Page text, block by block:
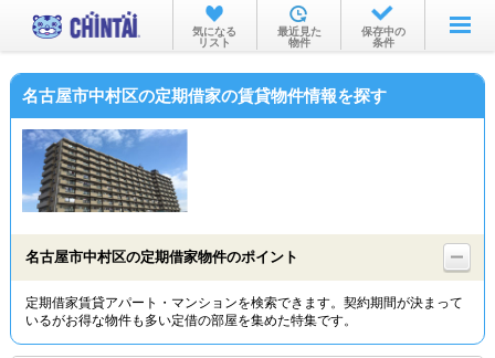
お部屋を探す
沿線・駅から
物件特集から
TOP
気になる
リスト
最近見た
物件
保存中の
条件
名古屋市中村区の定期借家の賃貸物件情報を探す
名古屋市中村区の定期借家物件のポイント
定期借家賃貸アパート・マンションを検索できます。契約期間が決まって
いるがお得な物件も多い定借の部屋を集めた特集です。